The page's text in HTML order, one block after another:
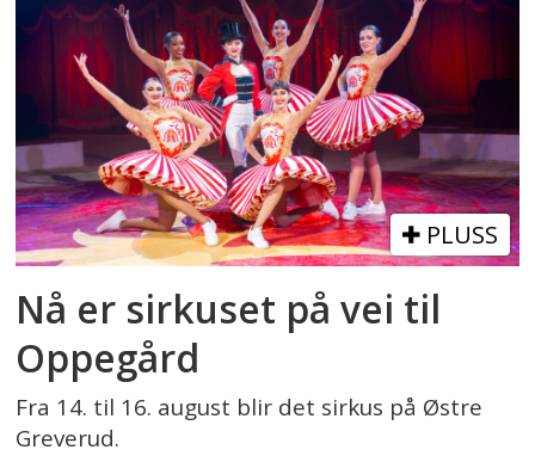
PLUSS
Nå er sirkuset på vei til
Oppegård
Fra 14. til 16. august blir det sirkus på Østre
Greverud.